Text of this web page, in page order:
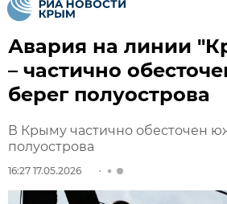
Авария на линии
– частично
берег полуострова
В Крыму частично обесточен
полуострова
16:27 17.05.2026